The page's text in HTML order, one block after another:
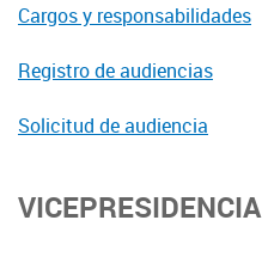
Cargos y responsabilidades
Registro de audiencias
Solicitud de audiencia
VICEPRESIDENCIA